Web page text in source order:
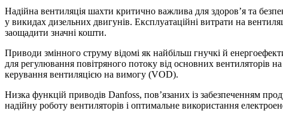
Надійна вентиляція шахти критично важлива для здоров’я та
у викидах дизельних двигунів. Експлуатаційні витрати на
заощадити значні кошти.
Приводи змінного струму відомі як найбільш гнучкі й
для регулювання повітряного потоку від основних вентиляторів
керування вентиляцією на вимогу (VOD).
Низка функцій приводів Danfoss, пов’язаних із забезпеченням
надійну роботу вентиляторів і оптимальне використання